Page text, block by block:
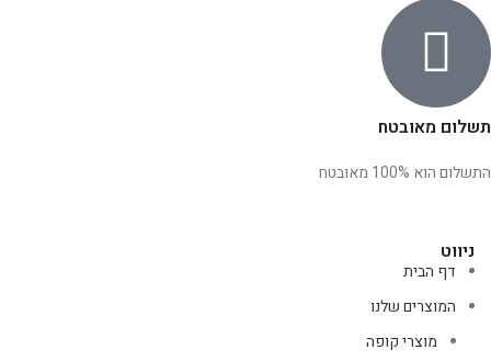
תשלום מאובטח
התשלום הוא 100% מאובטח
ניווט
דף הבית
המוצרים שלנו
מוצרי קופה